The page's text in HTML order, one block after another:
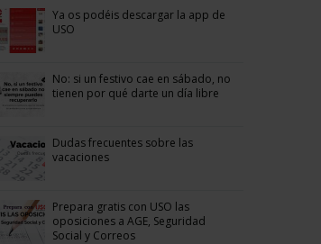
Ya os podéis descargar la app de
USO
No: si un festivo cae en sábado, no
tienen por qué darte un día libre
Dudas frecuentes sobre las
vacaciones
Prepara gratis con USO las
oposiciones a AGE, Seguridad
Social y Correos